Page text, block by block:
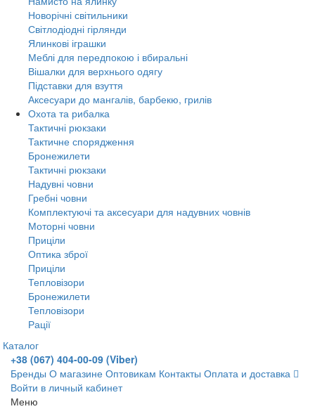
Новорічні світильники
Світлодіодні гірлянди
Ялинкові іграшки
Меблі для передпокою і вбиральні
Вішалки для верхнього одягу
Підставки для взуття
Аксесуари до мангалів, барбекю, грилів
Охота та рибалка
Тактичні рюкзаки
Тактичне спорядження
Бронежилети
Тактичні рюкзаки
Надувні човни
Гребні човни
Комплектуючі та аксесуари для надувних човнів
Моторні човни
Приціли
Оптика зброї
Приціли
Тепловізори
Бронежилети
Тепловізори
Рації
Каталог
+38 (067) 404-00-09 (Viber)
Бренды О магазине Оптовикам Контакты Оплата и доставка
Войти в личный кабинет
Меню